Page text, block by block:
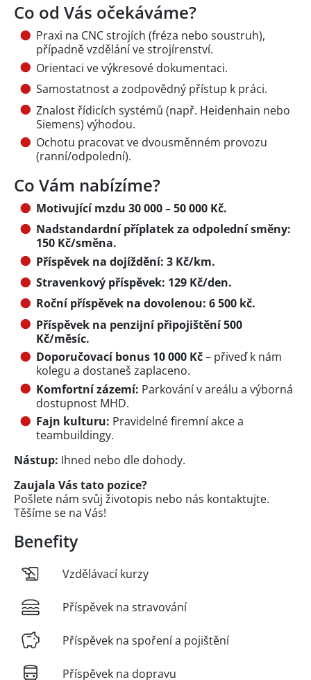
Co od Vás očekáváme?
Praxi na CNC strojích (fréza nebo soustruh),
případně vzdělání ve strojírenství.
Orientaci ve výkresové dokumentaci.
Samostatnost a zodpovědný přístup k práci.
Znalost řídicích systémů (např. Heidenhain nebo
Siemens) výhodou.
Ochotu pracovat ve dvousměnném provozu
(ranní/odpolední).
Co Vám nabízíme?
Motivující mzdu 30 000 – 50 000 Kč.
Nadstandardní příplatek za odpolední směny:
150 Kč/směna.
Příspěvek na dojíždění: 3 Kč/km.
Stravenkový příspěvek: 129 Kč/den.
Roční příspěvek na dovolenou: 6 500 kč.
Příspěvek na penzijní připojištění500
Kč/měsíc.
Doporučovací bonus 10 000 Kč– přiveď k nám
kolegu a dostaneš zaplaceno.
Komfortní zázemí: Parkování v areálu a výborná
dostupnost MHD.
Fajn kulturu: Pravidelné firemní akce a
teambuildingy.
Nástup: Ihned nebo dle dohody.
Zaujala Vás tato pozice?
Pošlete nám svůj životopis nebo nás kontaktujte.
Těšíme se na Vás!
Benefity
Vzdělávací kurzy
Příspěvek na stravování
Příspěvek na spoření a pojištění
Příspěvek na dopravu